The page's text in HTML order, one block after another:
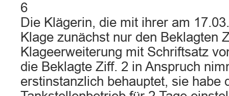
6
Die Klägerin, die mit ihrer am
Klage zunächst nur den Beklagten
Klageerweiterung mit Schriftsatz
die Beklagte Ziff. 2 in Anspruch
erstinstanzlich behauptet, sie habe